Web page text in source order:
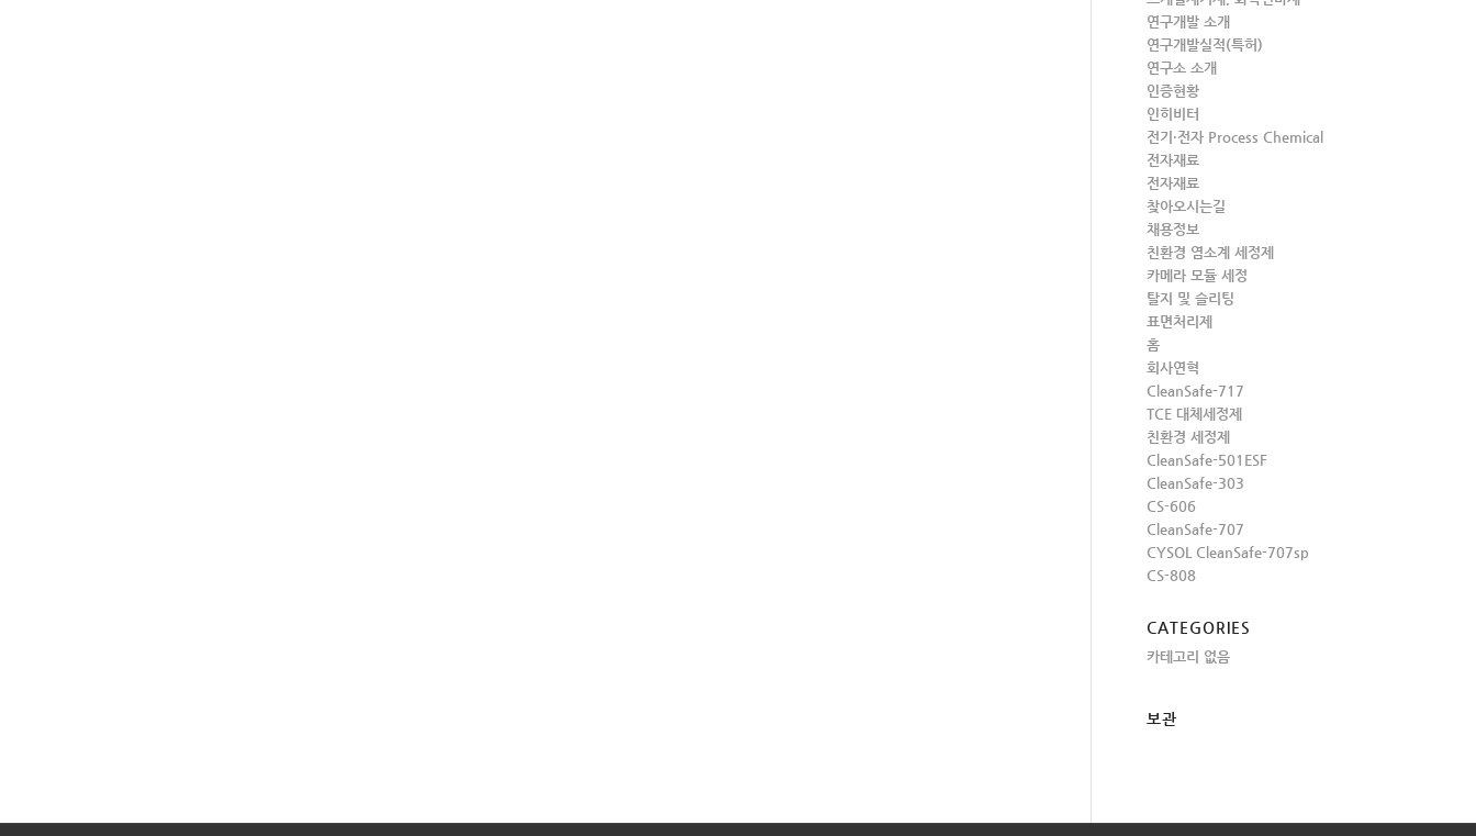
연구개발 소개
연구개발실적(특허)
연구소 소개
인증현황
인히비터
전기·전자 Process Chemical
전자재료
전자재료
찾아오시는길
채용정보
친환경 염소계 세정제
카메라 모듈 세정
탈지 및 슬리팅
표면처리제
홈
회사연혁
CleanSafe-717
TCE 대체세정제
친환경 세정제
CleanSafe-501ESF
CleanSafe-303
CS-606
CleanSafe-707
CYSOL CleanSafe-707sp
CS-808
CATEGORIES
카테고리 없음
보관